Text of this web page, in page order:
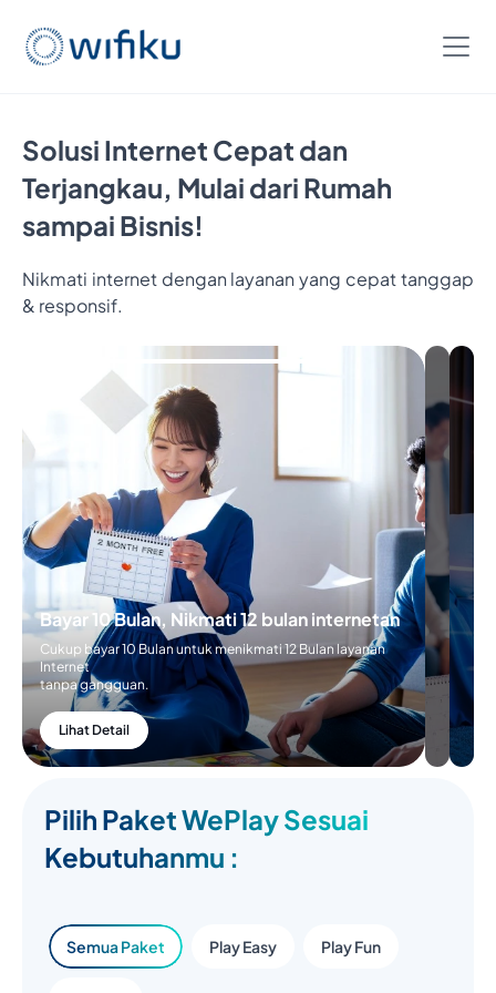
Solusi Internet Cepat dan
Terjangkau, Mulai dari Rumah
sampai Bisnis!
Nikmati internet dengan layanan yang cepat tanggap
& responsif.
Bayar 10 Bulan, Nikmati 12 bulan internetan
Cukup bayar 10 Bulan untuk menikmati 12 Bulan layanan
Internet
tanpa gangguan.
Lihat Detail
Pilih Paket WePlay Sesuai
Kebutuhanmu :
Semua Paket Play Easy Play Fun